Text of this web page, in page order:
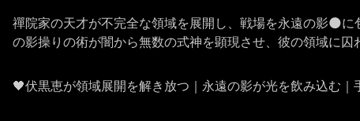
禪院家の天才が不完全な領域を展開し、戦場を永遠の影🌑
の影操りの術が闇から無数の式神を顕現させ、彼の領域に
🖤伏黒恵が領域展開を解き放つ｜永遠の影が光を飲み込む